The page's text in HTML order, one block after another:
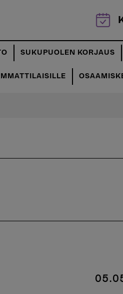
SUKUPUOLEN KORJAUS